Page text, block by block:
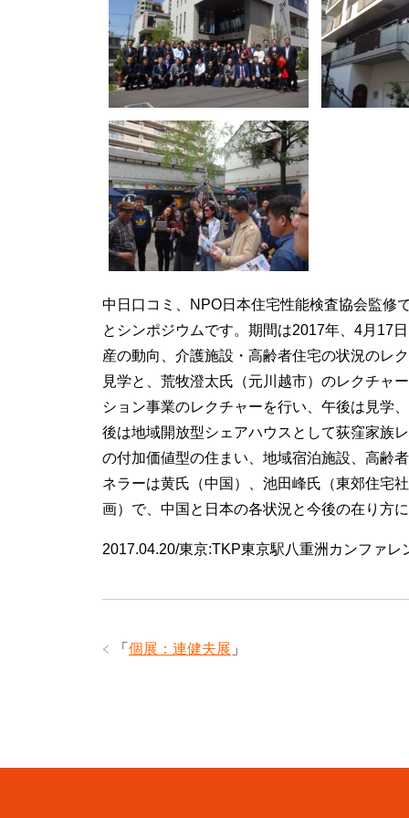
中日口コミ、NPO日本住宅性能検査協会監修
とシンポジウムです。期間は2017年、4月17
産の動向、介護施設・高齢者住宅の状況のレ
見学と、荒牧澄太氏（元川越市）のレクチャ
ション事業のレクチャーを行い、午後は見学
後は地域開放型シェアハウスとして荻窪家族
の付加価値型の住まい、地域宿泊施設、高齢
ネラーは黄氏（中国）、池田峰氏（東郊住宅
画）で、中国と日本の各状況と今後の在り方
2017.04.20/東京:TKP東京駅八重洲カンファレ
「 個展：連健夫展 」